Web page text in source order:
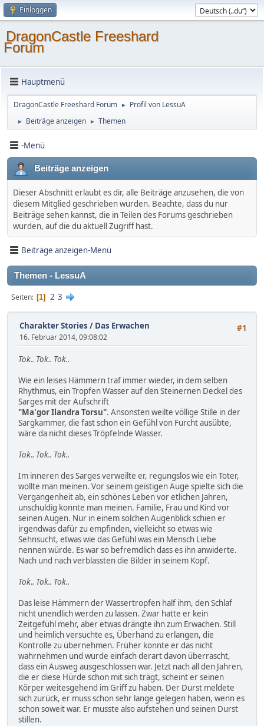
Einloggen
DragonCastle Freeshard
Forum
Hauptmenü
DragonCastle Freeshard Forum ► Profil von LessuA
► Beiträge anzeigen ► Themen
-Menü
Beiträge anzeigen
Dieser Abschnitt erlaubt es dir, alle Beiträge anzusehen, die von
diesem Mitglied geschrieben wurden. Beachte, dass du nur
Beiträge sehen kannst, die in Teilen des Forums geschrieben
wurden, auf die du aktuell Zugriff hast.
Beiträge anzeigen-Menü
Themen - LessuA
Seiten 1 2 3
#1
Charakter Stories / Das Erwachen
16. Februar 2014, 09:08:02
Tok.. Tok.. Tok..
Wie ein leises Hämmern traf immer wieder, in dem selben
Rhythmus, ein Tropfen Wasser auf den Steinernen Deckel des
Sarges mit der Aufschrift
"Ma'gor Ilandra Torsu". Ansonsten weilte völlige Stille in der
Sargkammer, die fast schon ein Gefühl von Furcht ausübte,
wäre da nicht dieses Tröpfelnde Wasser.
Tok.. Tok.. Tok..
Im inneren des Sarges verweilte er, regungslos wie ein Toter,
wollte man meinen. Vor seinem geistigen Auge spielte sich die
Vergangenheit ab, ein schönes Leben vor etlichen Jahren,
unschuldig konnte man meinen. Familie, Frau und Kind vor
seinen Augen. Nur in einem solchen Augenblick schien er
irgendwas dafür zu empfinden, vielleicht so etwas wie
Sehnsucht, etwas wie das Gefühl was ein Mensch Liebe
nennen würde. Es war so befremdlich dass es ihn anwiderte.
Nach und nach verblassten die Bilder in seinem Kopf.
Tok.. Tok.. Tok..
Das leise Hämmern der Wassertropfen half ihm, den Schlaf
nicht unendlich werden zu lassen. Zwar hatte er kein
Zeitgefühl mehr, aber etwas drängte ihn zum Erwachen. Still
und heimlich versuchte es, Überhand zu erlangen, die
Kontrolle zu übernehmen. Früher konnte er das nicht
wahrnehmen und wurde einfach derart davon überrascht,
dass ein Ausweg ausgeschlossen war. Jetzt nach all den Jahren,
die er diese Hürde schon mit sich trägt, scheint er seinen
Körper weitesgehend im Griff zu haben. Der Durst meldete
sich zurück, er muss schon sehr lange gelegen haben, wenn es
schon soweit war. Er musste also aufstehen und seinen Durst
stillen.